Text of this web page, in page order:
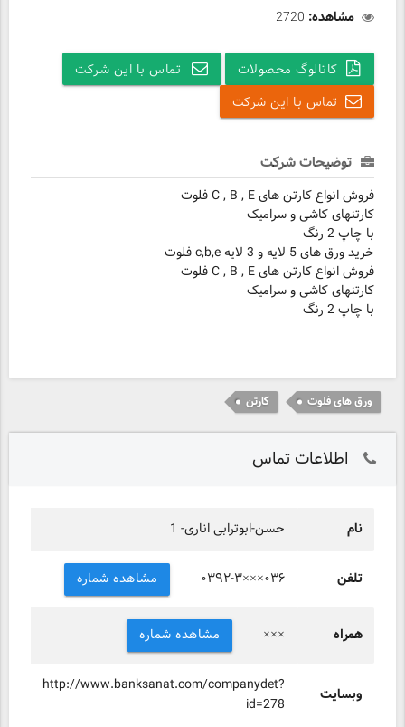
مشاهده: 2720
کاتالوگ محصولات
تماس با این شرکت
تماس با این شرکت
توضیحات شرکت
فروش انواع کارتن های C , B , E فلوت
کارتنهای کاشی و سرامیک
با چاپ 2 رنگ
خرید ورق های 5 لایه و 3 لایه c,b,e فلوت
فروش انواع کارتن های C , B , E فلوت
کارتنهای کاشی و سرامیک
با چاپ 2 رنگ
ورق های فلوت کارتن
اطلاعات تماس
نام حسن-ابوترابی اناری- 1
تلفن ۰۳۹۲-۳×××۰۳۶ مشاهده شماره
همراه ××× مشاهده شماره
وبسایت
http://www.banksanat.com/companydet?
id=278